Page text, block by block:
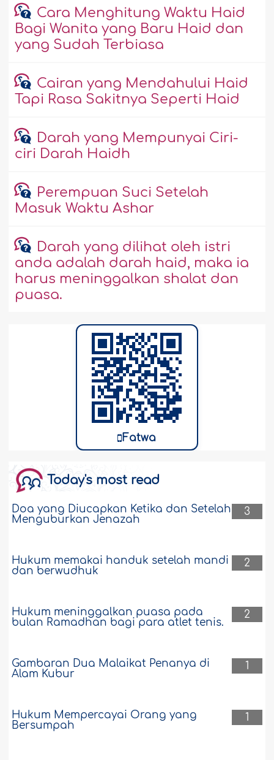
Cara Menghitung Waktu Haid
Bagi Wanita yang Baru Haid dan
yang Sudah Terbiasa
Cairan yang Mendahului Haid
Tapi Rasa Sakitnya Seperti Haid
Darah yang Mempunyai Ciri-
ciri Darah Haidh
Perempuan Suci Setelah
Masuk Waktu Ashar
Darah yang dilihat oleh istri
anda adalah darah haid, maka ia
harus meninggalkan shalat dan
puasa.
Fatwa
Today's most read
3
Doa yang Diucapkan Ketika dan Setelah
Menguburkan Jenazah
2
Hukum memakai handuk setelah mandi
dan berwudhuk
2
Hukum meninggalkan puasa pada
bulan Ramadhan bagi para atlet tenis.
1
Gambaran Dua Malaikat Penanya di
Alam Kubur
1
Hukum Mempercayai Orang yang
Bersumpah